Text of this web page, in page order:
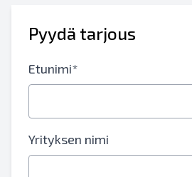
Pyydä tarjous
Etunimi*
Yrityksen nimi